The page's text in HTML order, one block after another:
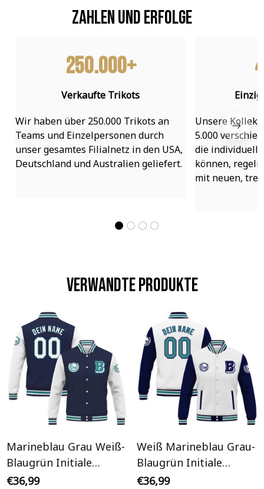
Zahlen und Erfolge
250.000+
Verkaufte Trikots
Wir haben über 250.000 Trikots an
Teams und Einzelpersonen durch
unser gesamtes Filialnetz in den USA,
Deutschland und Australien geliefert.
Unsere
5.000
die individuell
können,
mit neuen,
Verwandte Produkte
Marineblau Grau Weiß-
Blaugrün Initiale
Personalisiertes Varsity
€36,99
Weiß Marineblau Grau-
Blaugrün Initiale
Personalisiertes Varsity
€36,99